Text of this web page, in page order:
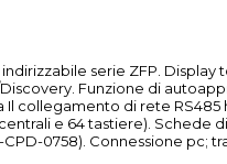
serie ZFP. Display
Funzione di
collegamento di rete RS485
e 64 tastiere). Schede
CPD-0758). Connessione pc;